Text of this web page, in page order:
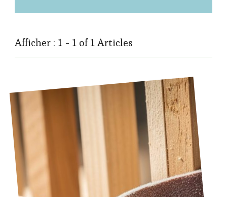
Afficher : 1 - 1 of 1 Articles